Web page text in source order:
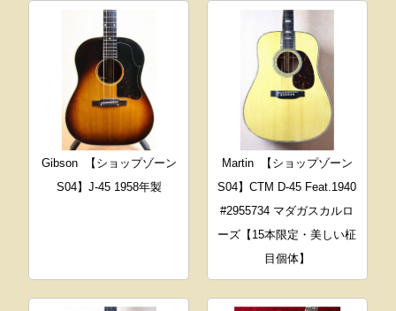
Gibson
【ショップゾーン
S04】J-45 1958年製
Martin
【ショップゾーン
S04】CTM D-45 Feat.1940
#2955734 マダガスカルロ
ーズ【15本限定・美しい柾
目個体】